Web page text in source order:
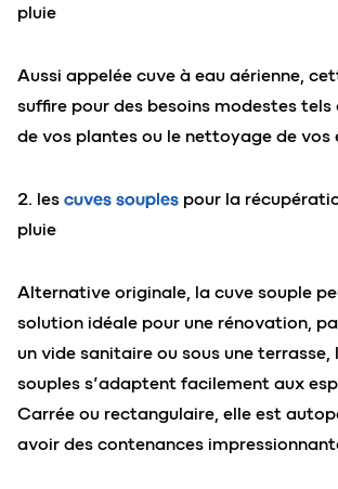
pluie
Aussi appelée cuve à eau aérienne,
suffire pour des besoins modestes tels
de vos plantes ou le nettoyage de vos
2. les cuves souples pour la
pluie
Alternative originale, la cuve souple
solution idéale pour une rénovation,
un vide sanitaire ou sous une terrasse,
souples s’adaptent facilement aux
Carrée ou rectangulaire, elle est
avoir des contenances